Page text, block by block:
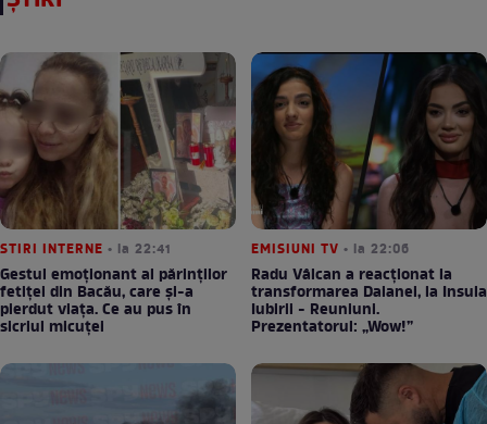
STIRI INTERNE • la 22:41
Gestul emoționant al părinților
fetiței din Bacău, care și-a
pierdut viața. Ce au pus în
sicriul micuței
EMISIUNI TV • la 22:06
Radu Vâlcan a reacționat la
transformarea Daianei, la Insula
Iubirii - Reuniuni.
Prezentatorul: „Wow!”